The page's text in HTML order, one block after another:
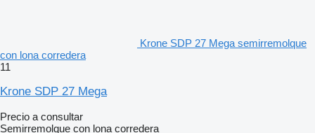
Krone SDP 27 Mega semirremolque
con lona corredera
11
Krone SDP 27 Mega
Precio a consultar
Semirremolque con lona corredera